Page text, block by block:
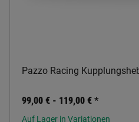
Pazzo Racing
99,00 € - 119,00 € *
Auf Lager in Variationen